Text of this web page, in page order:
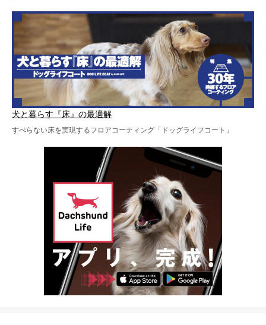
犬と暮らす『床』の最適解
すべらない床を実現するフロアコーティング「ドッグライフコート」